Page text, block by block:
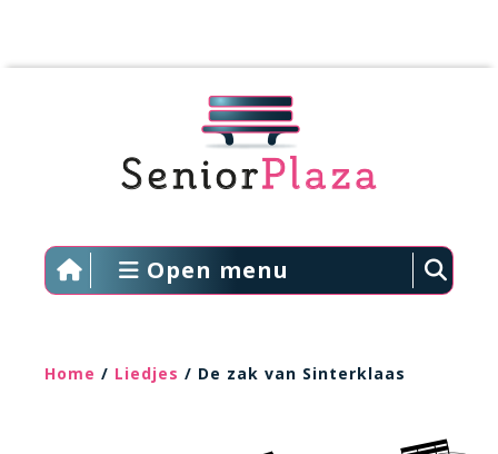
Open menu
Home / Liedjes / De zak van Sinterklaas